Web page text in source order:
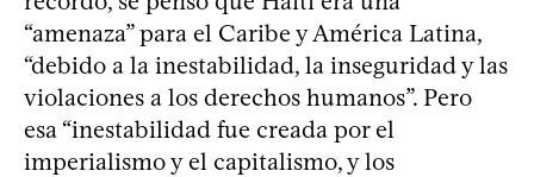
“amenaza” para el Caribe y América Latina,
“debido a la inestabilidad, la inseguridad y las
violaciones a los derechos humanos”. Pero
esa “inestabilidad fue creada por el
imperialismo y el capitalismo, y los